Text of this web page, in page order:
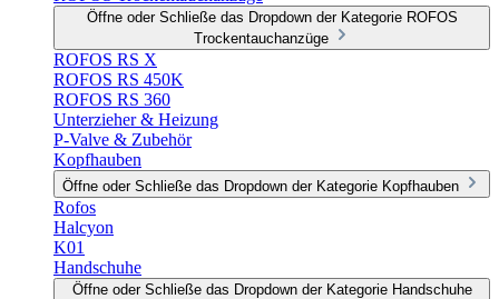
Öffne oder Schließe das Dropdown der Kategorie ROFOS
Trockentauchanzüge
ROFOS RS X
ROFOS RS 450K
ROFOS RS 360
Unterzieher & Heizung
P-Valve & Zubehör
Kopfhauben
Öffne oder Schließe das Dropdown der Kategorie Kopfhauben
Rofos
Halcyon
K01
Handschuhe
Öffne oder Schließe das Dropdown der Kategorie Handschuhe